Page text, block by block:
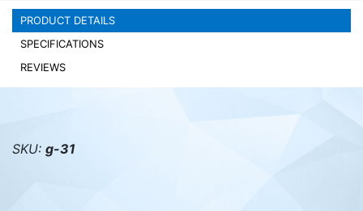
PRODUCT DETAILS
SPECIFICATIONS
REVIEWS
SKU: g-31